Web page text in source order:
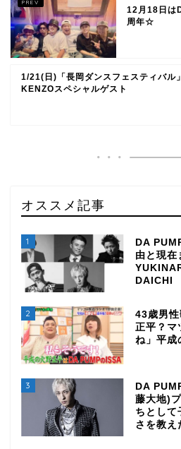
12月18日は
周年☆
1/21(日)「長岡ダンスフェスティバル」
KENZOスペシャルゲスト
オススメ記事
1
DA
由と現在
DAICHI
2
43歳男
正平？マ
ね」平成
3
DA
藤大地)
ちとして
さを教え
メゾン・ド
～DA